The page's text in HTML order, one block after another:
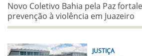
Novo Coletivo Bahia pela Paz
prevenção à violência em Juazeiro
JUSTIÇA